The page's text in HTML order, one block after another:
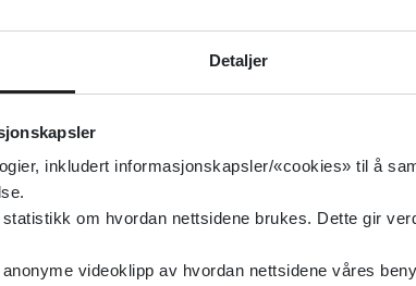
Detaljer
inkludert informasjonskapsler/«cookies» til å
om hvordan nettsidene brukes. Dette gir
videoklipp av hvordan nettsidene våres
Detaljer
Folkehelseinstituttet (FHI) 2020
Detaljer